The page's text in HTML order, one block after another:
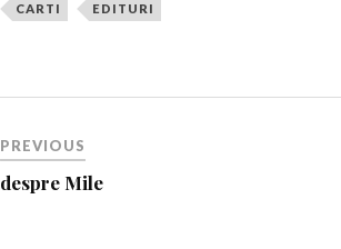
CARTI EDITURI
PREVIOUS
despre Mile